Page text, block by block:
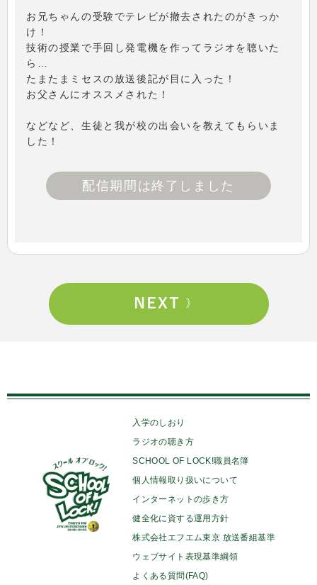
お兄ちゃんの受験でテレビが撤去されたのがきっか
け！
技術の授業で手回し発電機を作ってラジオを聴いた
ら…
たまたまミセスの放送後記が目に入った！
お父さんにオススメされた！
などなど、生徒と我が校の出会いを教えてもらいま
した！
配信期間は終了しました
入学のしおり
ラジオの聴き方
SCHOOL OF LOCK!職員名簿
個人情報取り扱いについて
インターネットの歩き方
健全化に資する運用方針
株式会社エフエム東京 放送番組基準
ウェブサイト表現基準綱領
よくある質問(FAQ)